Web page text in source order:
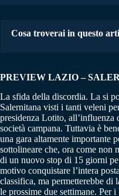
Cosa troverai in questo
PREVIEW LAZIO –
La sfida della discordia. La si
Salernitana visti i tanti veleni
presidenza Lotito, all’influenza
società campana. Tuttavia è
una gara altamente importante
sottolineare che, ora come non
di un nuovo stop di 15 giorni
motivo conquistare l’intera
classifica, ma permetterebbe di
le prossime due settimane. Per